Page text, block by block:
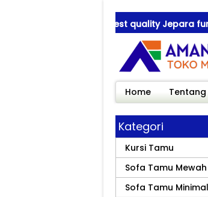
Amanah Furniture ! best quality Jepara
Amanah Furniture ! best quality Jepara
Home Tentang
Kategori
Kursi Tamu
Sofa Tamu Mewah
Sofa Tamu